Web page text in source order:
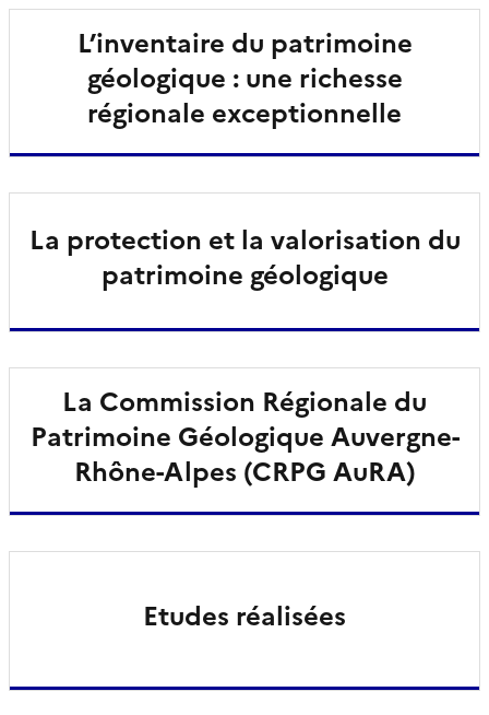
L’inventaire du patrimoine
géologique : une richesse
régionale exceptionnelle
La protection et la valorisation du
patrimoine géologique
La Commission Régionale du
Patrimoine Géologique Auvergne-
Rhône-Alpes (CRPG AuRA)
Etudes réalisées